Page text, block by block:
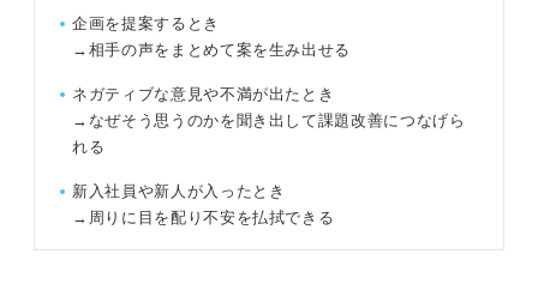
企画を提案するとき
→相手の声をまとめて案を生み出せる
ネガティブな意見や不満が出たとき
→なぜそう思うのかを聞き出して課題改善につなげら
れる
新入社員や新人が入ったとき
→周りに目を配り不安を払拭できる